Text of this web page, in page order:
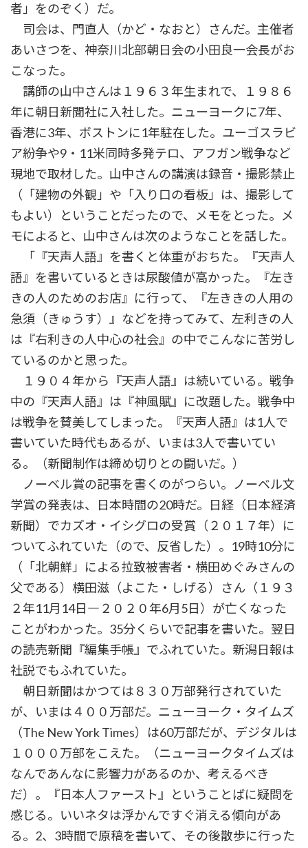
者」をのぞく）だ。
司会は、門直人（かど・なおと）さんだ。主催者
あいさつを、神奈川北部朝日会の小田良一会長がお
こなった。
講師の山中さんは１９６３年生まれで、１９８６
年に朝日新聞社に入社した。ニューヨークに7年、
香港に3年、ボストンに1年駐在した。ユーゴスラビ
ア紛争や9・11米同時多発テロ、アフガン戦争など
現地で取材した。山中さんの講演は録音・撮影禁止
（「建物の外観」や「入り口の看板」は、撮影して
もよい）ということだったので、メモをとった。メ
モによると、山中さんは次のようなことを話した。
「『天声人語』を書くと体重がおちた。『天声人
語』を書いているときは尿酸値が高かった。『左き
きの人のためのお店』に行って、『左ききの人用の
急須（きゅうす）』などを持ってみて、左利きの人
は『右利きの人中心の社会』の中でこんなに苦労し
ているのかと思った。
１９０４年から『天声人語』は続いている。戦争
中の『天声人語』は『神風賦』に改題した。戦争中
は戦争を賛美してしまった。『天声人語』は1人で
書いていた時代もあるが、いまは3人で書いてい
る。（新聞制作は締め切りとの闘いだ。）
ノーベル賞の記事を書くのがつらい。ノーベル文
学賞の発表は、日本時間の20時だ。日経（日本経済
新聞）でカズオ・イシグロの受賞（２０１７年）に
ついてふれていた（ので、反省した）。19時10分に
（「北朝鮮」による拉致被害者・横田めぐみさんの
父である）横田滋（よこた・しげる）さん（１９３
２年11月14日―２０２０年6月5日）が亡くなった
ことがわかった。35分くらいで記事を書いた。翌日
の読売新聞『編集手帳』でふれていた。新潟日報は
社説でもふれていた。
朝日新聞はかつては８３０万部発行されていた
が、いまは４００万部だ。ニューヨーク・タイムズ
（The New York Times）は60万部だが、デジタルは
１０００万部をこえた。（ニューヨークタイムズは
なんであんなに影響力があるのか、考えるべき
だ）。『日本人ファースト』ということばに疑問を
感じる。いいネタは浮かんですぐ消える傾向があ
る。2、3時間で原稿を書いて、その後散歩に行った